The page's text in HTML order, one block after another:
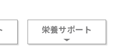
栄養サポート